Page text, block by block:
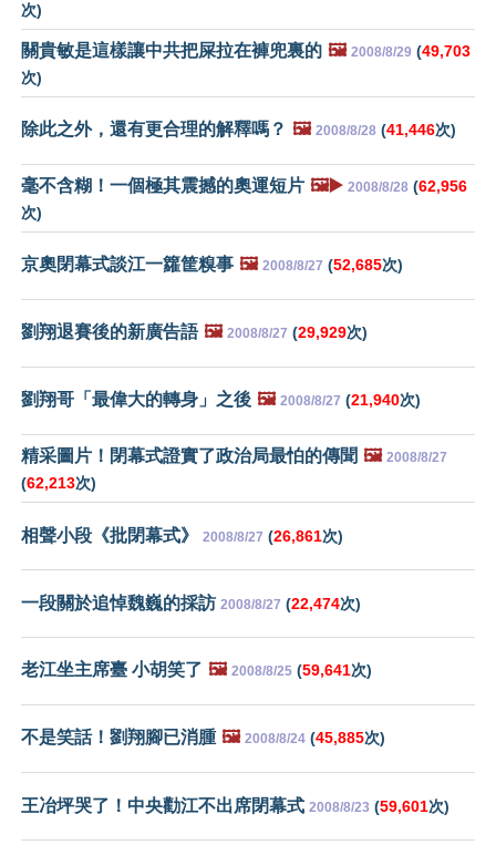
次)
關貴敏是這樣讓中共把屎拉在褲兜裏的 🖼️ 2008/8/29 (49,703
次)
除此之外，還有更合理的解釋嗎？ 🖼️ 2008/8/28 (41,446次)
毫不含糊！一個極其震撼的奧運短片 🖼️▶️ 2008/8/28 (62,956
次)
京奧閉幕式談江一籮筐糗事 🖼️ 2008/8/27 (52,685次)
劉翔退賽後的新廣告語 🖼️ 2008/8/27 (29,929次)
劉翔哥「最偉大的轉身」之後 🖼️ 2008/8/27 (21,940次)
精采圖片！閉幕式證實了政治局最怕的傳聞 🖼️ 2008/8/27
(62,213次)
相聲小段《批閉幕式》 2008/8/27 (26,861次)
一段關於追悼魏巍的採訪 2008/8/27 (22,474次)
老江坐主席臺 小胡笑了 🖼️ 2008/8/25 (59,641次)
不是笑話！劉翔腳已消腫 🖼️ 2008/8/24 (45,885次)
王冶坪哭了！中央勸江不出席閉幕式 2008/8/23 (59,601次)